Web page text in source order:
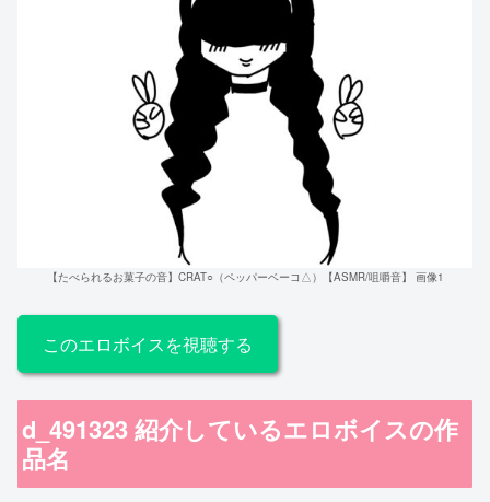
【たべられるお菓子の音】CRAT○（ペッパーベーコ△）【ASMR/咀嚼音】 画像1
このエロボイスを視聴する
d_491323 紹介しているエロボイスの作
品名